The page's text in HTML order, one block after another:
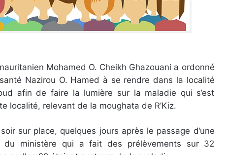
Mohamed O. Cheikh Ghazouani a ordonné
Nazirou O. Hamed à se rendre dans la localité
afin de faire la lumière sur la maladie qui s’est
localité, relevant de la moughata de R’Kiz.
sur place, quelques jours après le passage d’une
du ministère qui a fait des prélèvements sur 32